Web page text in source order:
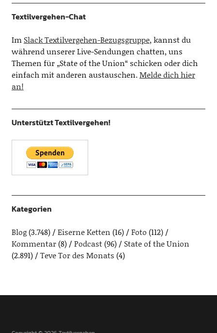
Textilvergehen-Chat
Im Slack Textilvergehen-Bezugsgruppe, kannst du
während unserer Live-Sendungen chatten, uns
Themen für „State of the Union“ schicken oder dich
einfach mit anderen austauschen.Melde dich hier
an!
Unterstützt Textilvergehen!
Kategorien
Blog(3.748) Eiserne Ketten (16) Foto (112)
Kommentar(8) Podcast(96)
State of the Union
(2.891)
Teve Tor des Monats (4)